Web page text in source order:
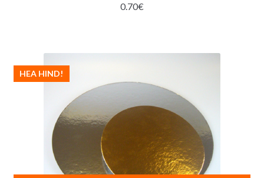
0.70€
HEA HIND!